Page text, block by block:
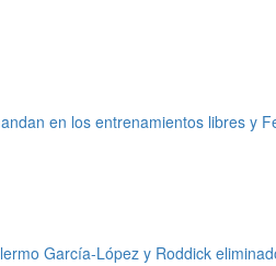
en los entrenamientos libres y
García-López y Roddick